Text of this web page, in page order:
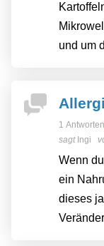
und um
1
sagt Ingi
Wenn
ein
dieses